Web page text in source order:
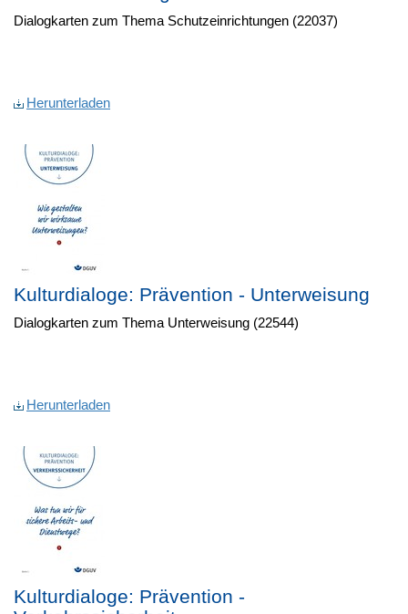
Dialogkarten zum Thema Schutzeinrichtungen (22037)
Herunterladen
Kulturdialoge: Prävention - Unterweisung
Dialogkarten zum Thema Unterweisung (22544)
Herunterladen
Kulturdialoge: Prävention -